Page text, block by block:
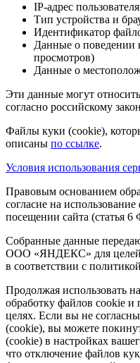
IP-адрес пользователя
Тип устройства и
Идентификатор
Данные о поведении
просмотров)
Данные о
Эти данные могут
согласно российскому
Файлы куки (cookie),
описаны по ссылке.
Условия использования
Правовым основанием
согласие на
посещении сайта (статья
Собранные данные
ООО «ЯНДЕКС» для целей
в соответствии с
Продолжая использовать
обработку файлов cookie
целях. Если вы не
(cookie), вы можете
(cookie) в настройках
что отключение файлов